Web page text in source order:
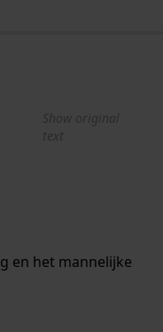
Show original
text
en het mannelijke